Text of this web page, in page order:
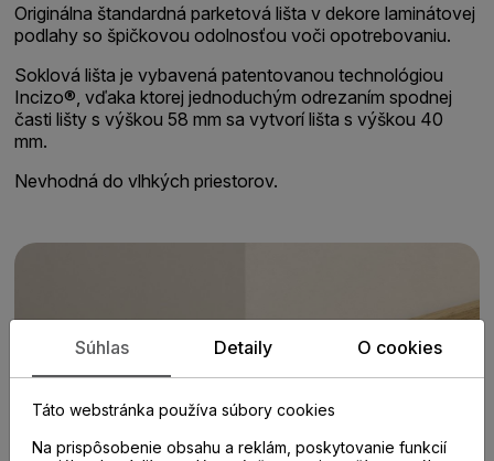
Originálna štandardná parketová lišta v dekore laminátovej
podlahy so špičkovou odolnosťou voči opotrebovaniu.
Soklová lišta je vybavená patentovanou technológiou
Incizo®, vďaka ktorej jednoduchým odrezaním spodnej
časti lišty s výškou 58 mm sa vytvorí lišta s výškou 40
mm.
Nevhodná do vlhkých priestorov.
Súhlas Detaily O cookies
Táto webstránka používa súbory cookies
Na prispôsobenie obsahu a reklám, poskytovanie funkcií